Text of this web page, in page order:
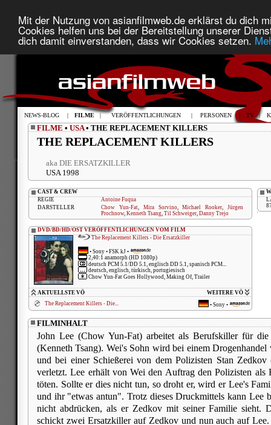
Mit der Nutzung von asianfilmweb.de erklärst du dich
Cookies helfen uns bei der Bereitstellung unserer
dich damit einverstanden, dass wir Cookies setzen.
NEWS-BLOG | FILME | VERÖFFENTLICHUNGEN | PERSONEN | TV |
FILME • USA• THE REPLACEMENT KILLERS
THE REPLACEMENT KILLERS
aka DIE ERSATZKILLER
USA 1998
CAST & CREW
REGIE
Antoine Fuqua
DARSTELLER
Chow Yun-Fat, Mira Sorvino,Michael Rooker,Jürgen
Prochnow, Kenneth Tsang, Til Schweiger, Danny Trejo
DVD/BD/HD/OST VERÖFFENTLICHUNGEN VOM FILM
The Replacement Killers - Die Ersatzkiller
• Sony • FSK kJ •
2,40:1 anamorph (HD 1080p)
deutsch PCM 5.1/DD 5.1, englisch DD 5.1, spanisch PCM...
deutsch, englisch, türkisch, portugiesisch
Chow Yun-Fat Goes Hollywood, Making Of, Trailer
WEITERE VÖ
AKTUELLSTE VÖ
The Replacement Killers - Die...
• Sony •
FILMINHALT
John Lee (Chow Yun-Fat) arbeitet als Berufskiller für
(Kenneth Tsang). Wei's Sohn wird bei einem Drogenhandel
und bei einer Schießerei von dem Polizisten Stan
verletzt. Lee erhält von Wei den Auftrag den Polizisten als
töten. Sollte er dies nicht tun, so droht er, wird er Lee's
und ihr "etwas antun". Trotz dieses Druckmittels kann Lee
nicht abdrücken, als er Zedkov mit seiner Familie sieht.
schickt zwei Ersatzkiller auf Zedkov und nun auch auf